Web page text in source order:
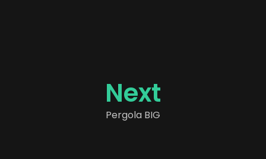
Next
Pergola BIG